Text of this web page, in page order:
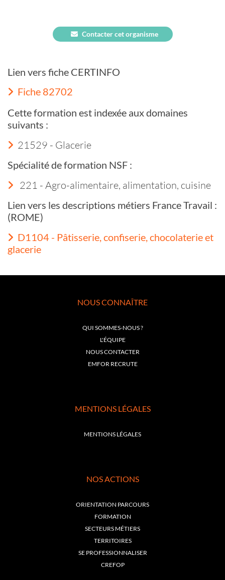
Contacter cet organisme
Lien vers fiche CERTINFO
Fiche 82702
Cette formation est indexée aux domaines
suivants :
21529 - Glacerie
Spécialité de formation NSF :
221 - Agro-alimentaire, alimentation, cuisine
Lien vers les descriptions métiers France Travail :
(ROME)
D1104 - Pâtisserie, confiserie, chocolaterie et
glacerie
NOUS CONNAÎTRE
QUI SOMMES-NOUS ?
L'ÉQUIPE
NOUS CONTACTER
EMFOR RECRUTE
MENTIONS LÉGALES
MENTIONS LÉGALES
NOS ACTIONS
ORIENTATION PARCOURS
FORMATION
SECTEURS MÉTIERS
TERRITOIRES
SE PROFESSIONNALISER
CREFOP